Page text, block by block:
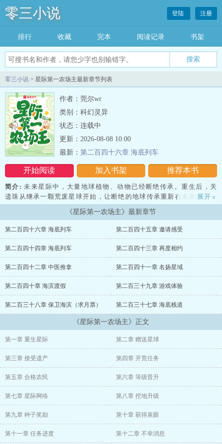
零三小说 登陆 注册
排行 收藏 完本 阅读记录 书架
零三小说 > 星际第一农场主最新章节列表
作者：莞尔wr
类别：科幻灵异
状态：连载中
开始阅读 加入书架 推荐本书
更新：2026-08-08 10:00
最新： 第二百四十六章 海底列车
简介: 未来星际中，大量地球植物、动物已经断绝传承。重生后，关
遗珠从继承一颗荒废星球开始，让断绝的地球传承重新在未来世界复
苏。
展开 »
《星际第一农场主》最新章节
第二百四十六章 海底列车 第二百四十五章 邀请感受
第二百四十四章 海底列车 第二百四十三章 再度相约
第二百四十二章 中医推拿 第二百四十一章 名扬星域
第二百四十章 海滨渡假 第二百三十九章 游戏体验
第二百三十八章 保卫海滨（求月票） 第二百三十七章 海底栈道
《星际第一农场主》正文
第一章 重生星际 第二章 赠送星球
第三章 接受遗产 第四章 开荒任务
第五章 合格农民 第六章 等级晋升
第七章 星际网络 第八章 挖地升级
第九章 种子奖励 第十章 获得泉眼
第十一章 任务进度 第十二章 不幸消息